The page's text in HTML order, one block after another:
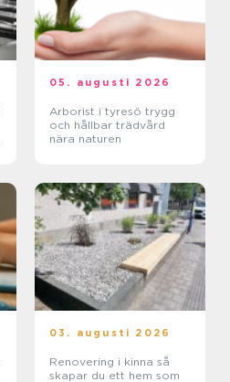
05. augusti 2026
Arborist i tyresö trygg
och hållbar trädvård
nära naturen
03. augusti 2026
Renovering i kinna så
skapar du ett hem som